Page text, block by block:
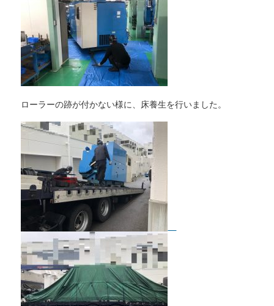
ローラーの跡が付かない様に、床養生を行いました。